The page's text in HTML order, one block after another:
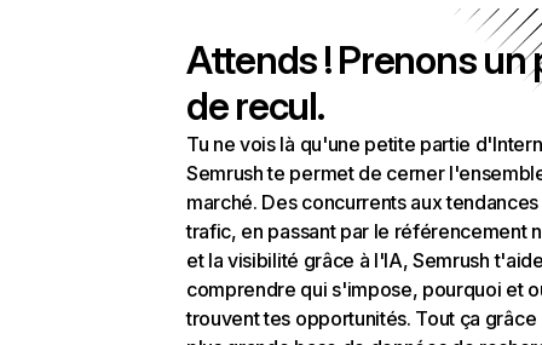
Attends ! Prenons un
de recul.
Tu ne vois là qu'une petite partie
Semrush te permet de cerner
marché. Des concurrents aux
trafic, en passant par le référencement
et la visibilité grâce à l'IA, Semrush
comprendre qui s'impose, pourquoi et
trouvent tes opportunités. Tout ça grâce